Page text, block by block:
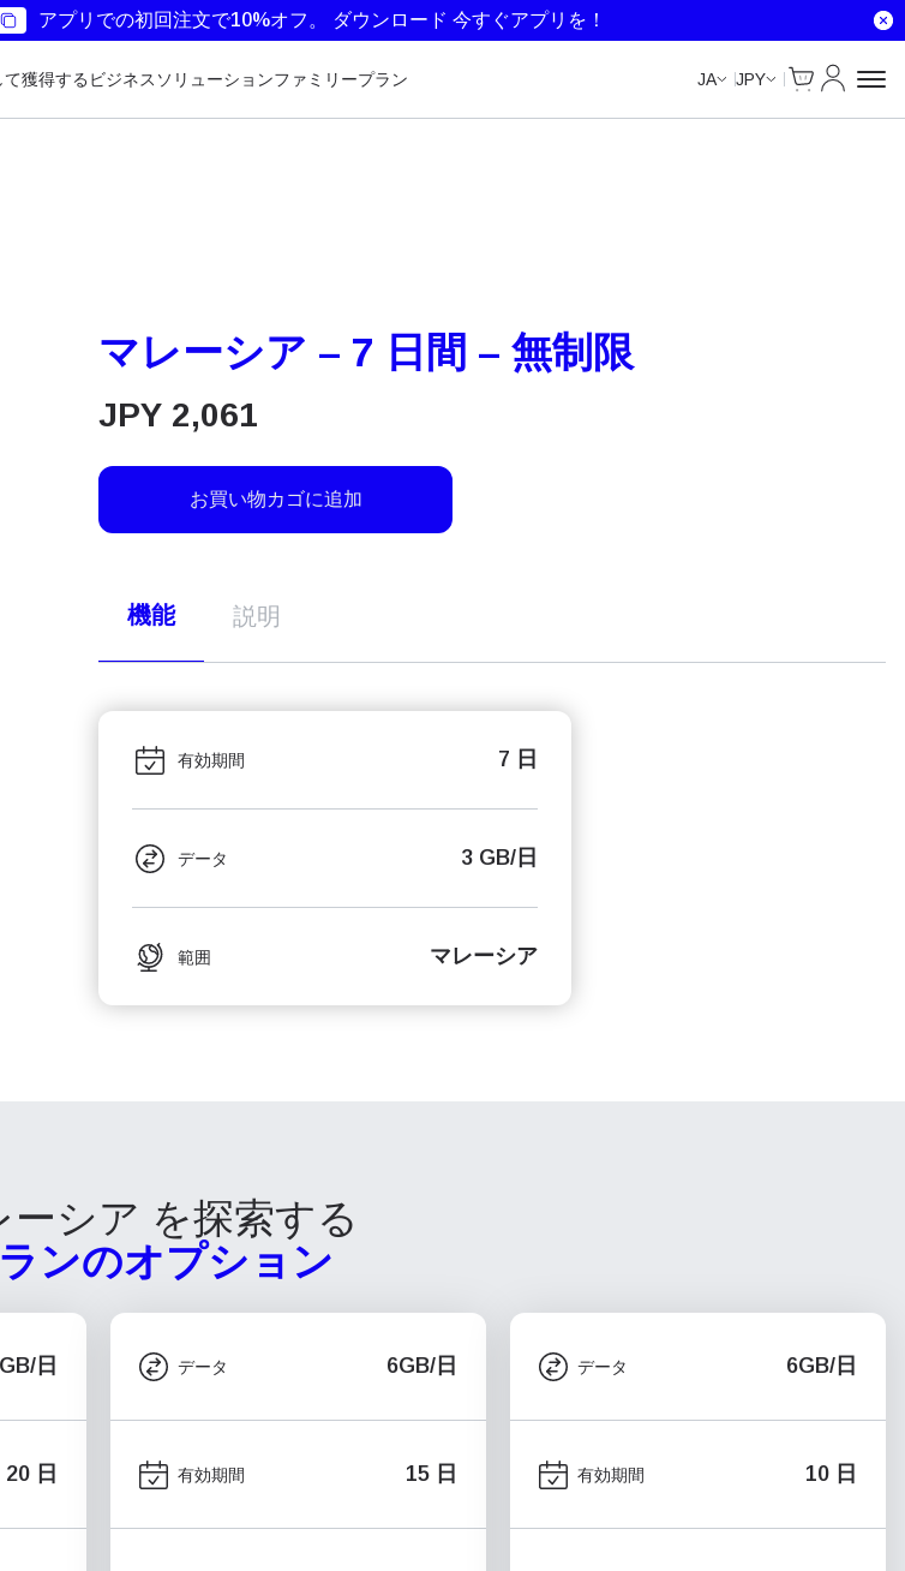
アプリでの初回注文で10%オフ。 ダウンロード 今すぐアプリを！
て獲得する ビジネスソリューションファミリープラン JA JPY
Cart
マイアカ
マレーシア – 7 日間 – 無制限
JPY 2,061
お買い物カゴに追加
機能 説明
有効期間 7 日
データ 3 GB/日
範囲 マレーシア
ーシア を探索する
ンのオプション
日
20 日
データ 6GB/日
有効期間 15 日
データ 6GB/日
有効期間 10 日